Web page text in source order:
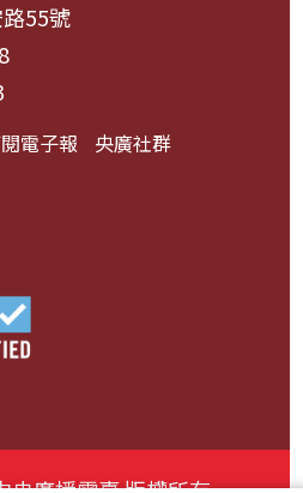
55號
電子報 央廣社群